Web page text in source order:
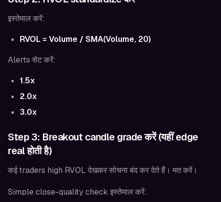
इस्तेमाल करें:
RVOL = Volume / SMA(Volume, 20)
Alerts सेट करें:
1.5x
2.0x
3.0x
Step 3: Breakout candle grade करें (यहीं edge
real होती है)
कई traders high RVOL देखकर सोचना बंद कर देते हैं। मत करें।
Simple close-quality check इस्तेमाल करें: